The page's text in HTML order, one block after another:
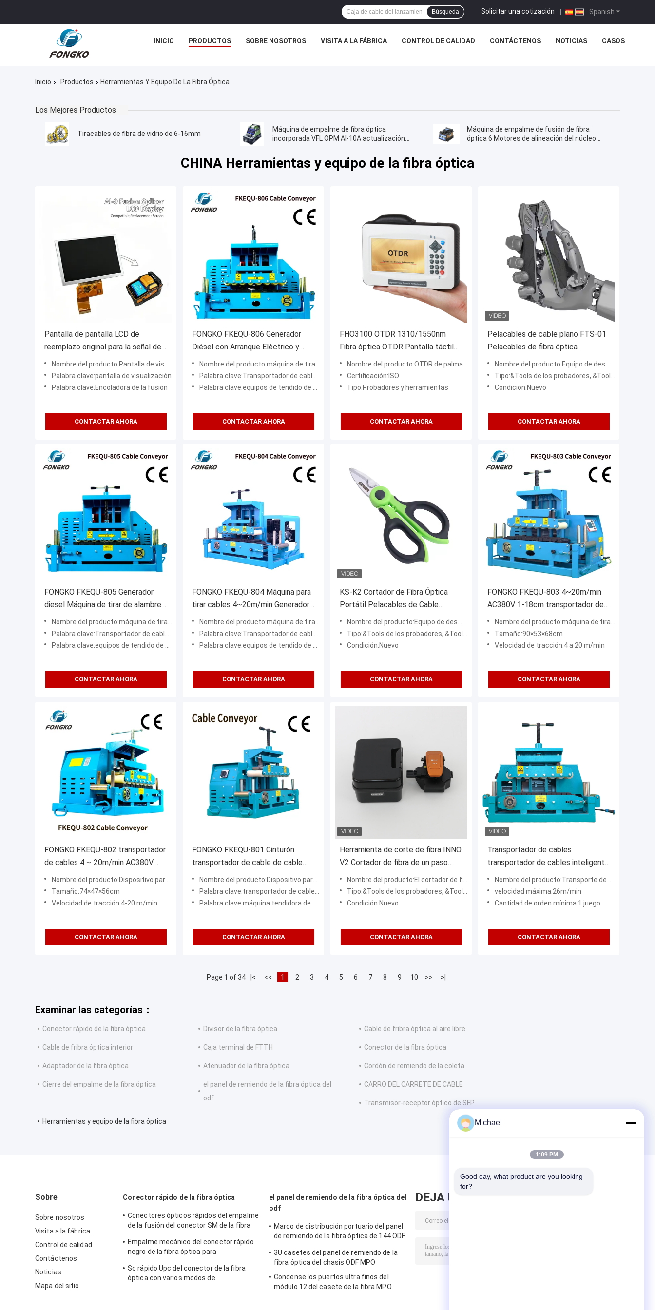
Spanish
Solicitar una cotización |
Búsqueda
INICIO PRODUCTOS SOBRE NOSOTROS VISITA A LA FÁBRICA CONTROL DE CALIDAD CONTÁCTENOS NOTICIAS CASOS
Inicio Productos Herramientas Y Equipo De La Fibra Óptica
Los Mejores Productos
Tiracables de fibra de vidrio de 6-16mm
Máquina de empalme de fibra óptica
incorporada VFL OPM AI-10A actualización
Máquina de empalme de fusión de fibra
óptica 6 Motores de alineación del núcleo
CHINA Herramientas y equipo de la fibra óptica
Pantalla de pantalla LCD de
reemplazo original para la señal de
incendio AI-9 Fibra de fusión Splicer
Panel de reparación de LCD
Nombre del producto:Pantalla de visualización de la empalmadora por fusión
Palabra clave:pantalla de visualización
Palabra clave:Encoladora de la fusión
CONTACTAR AHORA
FONGKO FKEQU-806 Generador
Diésel con Arranque Eléctrico y
Manual Transportador de Cable de
4~20m/min 1-18cm
Nombre del producto:máquina de tirar de cables de fibra óptica
Palabra clave:Transportador de cable portátil
Palabra clave:equipos de tendido de cables de telecomunicaciones
CONTACTAR AHORA
FHO3100 OTDR 1310/1550nm
Fibra óptica OTDR Pantalla táctil
VFL OLS OPM Mapa de eventos
Ethernet OTDR
Nombre del producto:OTDR de palma
Certificación:ISO
Tipo:Probadores y herramientas
CONTACTAR AHORA
Pelacables de cable plano FTS-01
Pelacables de fibra óptica
Nombre del producto:Equipo de desmontaje de fibras
Tipo:&Tools de los probadores, &Tools de los probadores
Condición:Nuevo
CONTACTAR AHORA
FONGKO FKEQU-805 Generador
diesel Máquina de tirar de alambre
4 ~ 20m / min Generador de
gasolina 1-18cm transportador de
cable
Nombre del producto:máquina de tirar de cables de fibra óptica
Palabra clave:Transportador de cable portátil
Palabra clave:equipos de tendido de cables de telecomunicaciones
CONTACTAR AHORA
FONGKO FKEQU-804 Máquina para
tirar cables 4~20m/min Generador
de gasolina Transportador de
cables de 1-18cm
Nombre del producto:máquina de tirar de cables de fibra óptica
Palabra clave:Transportador de cable portátil
Palabra clave:equipos de tendido de cables de telecomunicaciones
CONTACTAR AHORA
KS-K2 Cortador de Fibra Óptica
Portátil Pelacables de Cable
Óptico
Nombre del producto:Equipo de desmontaje de fibras
Tipo:&Tools de los probadores, &Tools de los probadores
Condición:Nuevo
CONTACTAR AHORA
FONGKO FKEQU-803 4~20m/min
AC380V 1-18cm transportador de
cables herramienta ligera para tirar
de cables
Nombre del producto:máquina de tirar de cables de fibra óptica
Tamaño:90×53×68cm
Velocidad de tracción:4 a 20 m/min
CONTACTAR AHORA
FONGKO FKEQU-802 transportador
de cables 4 ~ 20m/min AC380V
AC220V 1 ~ 10cm máquina de tirón
de alambre
Nombre del producto:Dispositivo para tirar del cable de fibra óptica
Tamaño:74×47×56cm
Velocidad de tracción:4-20 m/min
CONTACTAR AHORA
FONGKO FKEQU-801 Cinturón
transportador de cable de cable
eléctrico Construcción Cable
tirando transportando máquina
transportadora
Nombre del producto:Dispositivo para tirar del cable de fibra óptica
Palabra clave:transportador de cable multifuncional
Palabra clave:máquina tendidora de cables duradera
CONTACTAR AHORA
Herramienta de corte de fibra INNO
V2 Cortador de fibra de un paso
Herramienta automática de corte
de fibra
Nombre del producto:El cortador de fibra óptica
Tipo:&Tools de los probadores, &Tools de los probadores
Condición:Nuevo
CONTACTAR AHORA
Transportador de cables
transportador de cables inteligente
Construcción de cables tirando
transporte máquina transportadora
Nombre del producto:Transporte de cables inteligente
velocidad máxima:26m/min
Cantidad de orden mínima:1 juego
CONTACTAR AHORA
Page 1 of 34 |< << 1 2 3 4 5 6 7 8 9 10 >> >|
Examinar las categorías：
Conector rápido de la fibra óptica Divisor de la fibra óptica Cable de fribra óptica al aire libre
Cable de fribra óptica interior Caja terminal de FTTH Conector de la fibra óptica
Adaptador de la fibra óptica Atenuador de la fibra óptica Cordón de remiendo de la coleta
Cierre del empalme de la fibra óptica
el panel de remiendo de la fibra óptica del
odf
CARRO DEL CARRETE DE CABLE
Transmisor-receptor óptico de SFP
Herramientas y equipo de la fibra óptica
Sobre
Sobre nosotros
Visita a la fábrica
Control de calidad
Contáctenos
Noticias
Mapa del sitio
Conector rápido de la fibra óptica
Conectores ópticos rápidos del empalme
de la fusión del conector SM de la fibra
Empalme mecánico del conector rápido
negro de la fibra óptica para
Sc rápido Upc del conector de la fibra
óptica con varios modos de
el panel de remiendo de la fibra óptica del
odf
Marco de distribución portuario del panel
de remiendo de la fibra óptica de 144 ODF
3U casetes del panel de remiendo de la
fibra óptica del chasis ODF MPO
Condense los puertos ultra finos del
módulo 12 del casete de la fibra MPO
DEJA UN MENSAJE
Michael
1:09 PM
Good day, what product are you looking
for?